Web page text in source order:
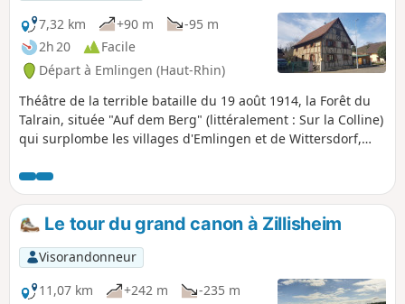
7,32 km
+90 m
-95 m
2h 20
Facile
Départ à Emlingen (Haut-Rhin)
Théâtre de la terrible bataille du 19 août 1914, la Forêt du
Talrain, située "Auf dem Berg" (littéralement : Sur la Colline)
qui surplombe les villages d'Emlingen et de Wittersdorf,
en apprendra davantage sur des acteurs de cette bataille
via le Sentier de la mémoire que ce parcours emprunte en
partie.Le tour du grand canon à Zillisheim
Visorandonneur
11,07 km
+242 m
-235 m